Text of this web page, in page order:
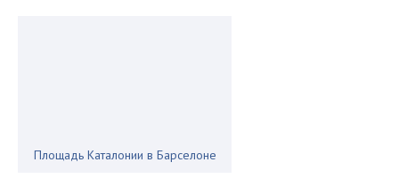
Площадь Каталонии в Барселоне